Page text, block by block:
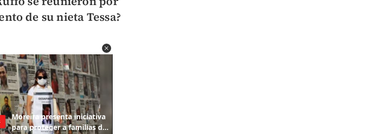
de su nieta Tessa?